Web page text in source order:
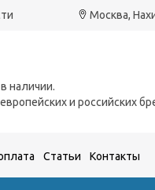
Москва,
наличии.
и российских
Статьи Контакты